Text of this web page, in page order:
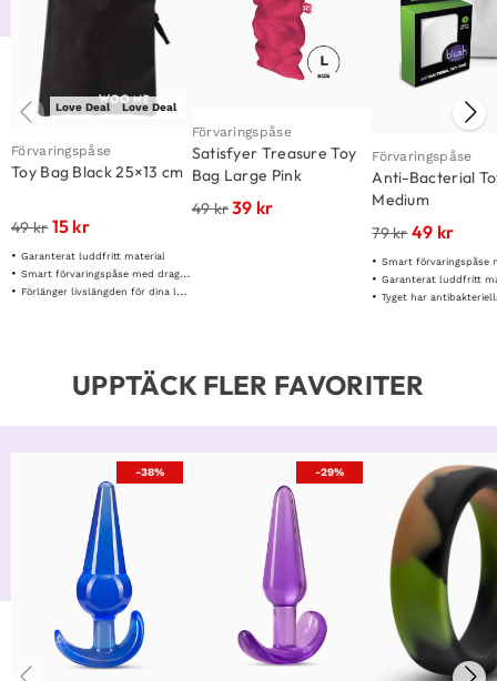
Love Deal
Love Deal
Förvaringspåse
Toy Bag Black 25×13 cm
49kr15 kr
Garanterat luddfritt material
Smart förvaringspåse med dragsnöre
Förlänger livslängden för dina leksaker
Förvaringspåse
Satisfyer Treasure Toy
Bag Large Pink
49kr39 kr
Förvaringspåse
Anti-Bacterial
Medium
79kr49 kr
Smart förvaringspåse med
Garanterat luddfritt
Tyget har antibakteriella
UPPTÄCK FLER FAVORITER
-38% -29%